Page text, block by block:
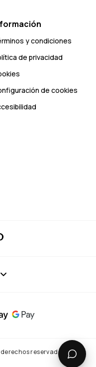
y condiciones
de privacidad
de cookies
reservados